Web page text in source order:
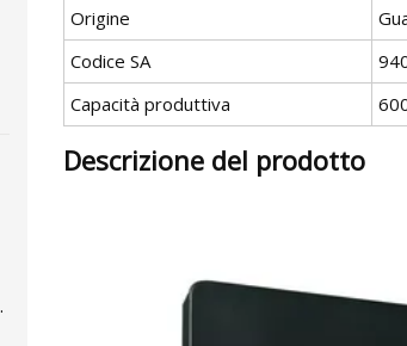
Origine
Codice SA
Capacità produttiva
Descrizione del prodotto